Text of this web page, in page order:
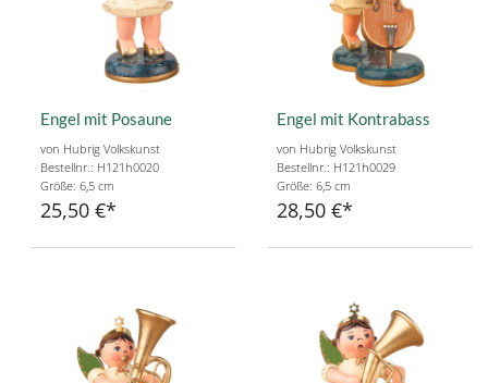
Engel mit Posaune
von Hubrig Volkskunst
Bestellnr.: H121h0020
Größe: 6,5 cm
25,50 €
Engel mit Kontrabass
von Hubrig Volkskunst
Bestellnr.: H121h0029
Größe: 6,5 cm
28,50 €